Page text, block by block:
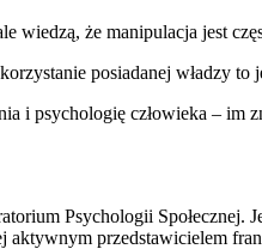
wiedzą, że manipulacja jest
posiadanej władzy
i psychologię człowieka –
Psychologii Społecznej.
przedstawicielem